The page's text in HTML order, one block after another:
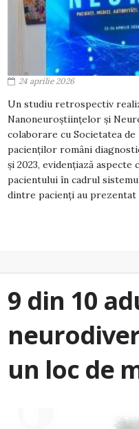
24 aprilie 2026
Un studiu retrospectiv
Nanoneuroștiințelor și
colaborare cu Societatea
pacienților români
și 2023, evidențiază
pacientului în cadrul
dintre pacienți au prezentat
9 din 10
un loc de